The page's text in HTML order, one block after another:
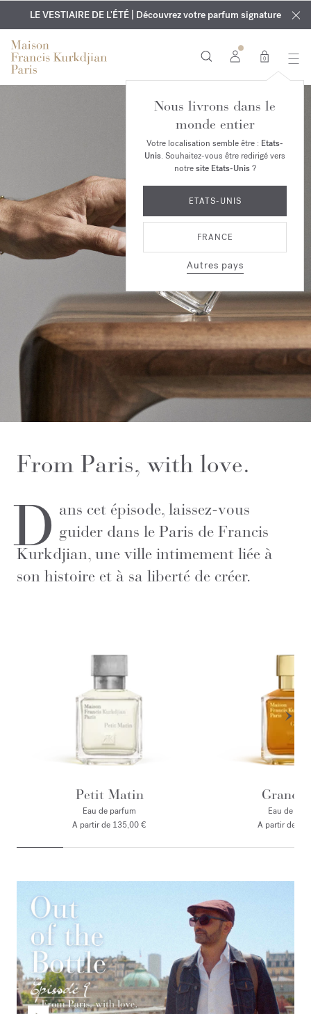
EXCLUSIF | Découvrez le nouveau parfum OUD
velvet mood
dans votre commande*
GRAVURE OFFERTE | Sur tous les parfums et huiles pour le
corps jusqu'au 9 août
LE VESTIAIRE DE L'ÉTÉ | Découvrez votre parfum signature
0
Nous livrons dans le
monde entier
Votre localisation semble être : Etats-
Unis. Souhaitez-vous être redirigé vers
notresite Etats-Unis?
ETATS-UNIS
FRANCE
Autres pays
From Paris, with love.
D ans cet épisode, laissez-vous
guider dans le Paris de Francis
Kurkdjian, une ville intimement liée à
son histoire et à sa liberté de créer.
Petit Matin
Eau de parfum
A partir de 135,00 €
Grand
Eau de
A partir de